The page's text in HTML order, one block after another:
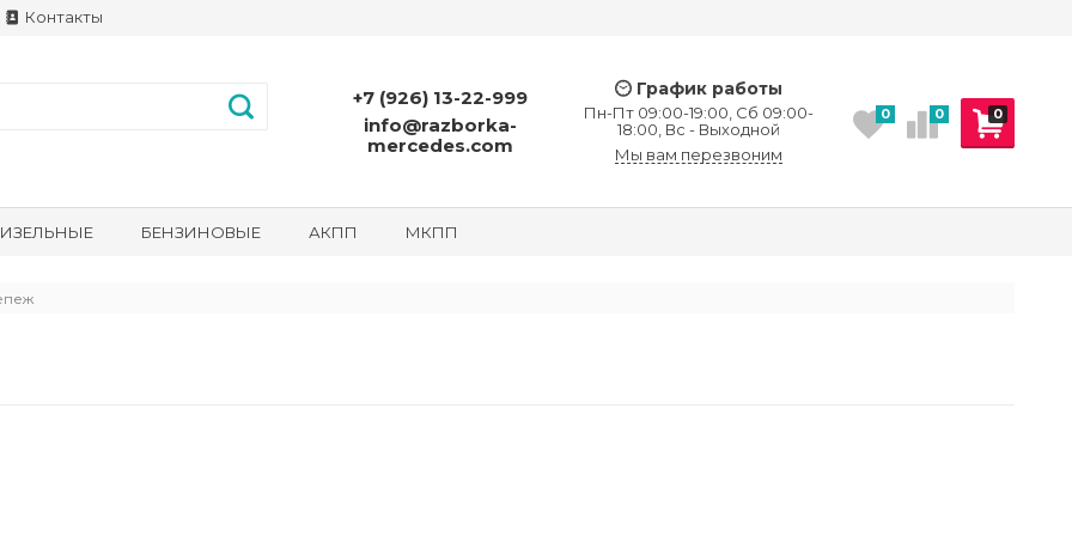
Контакты
+7 (926) 13-22-999
info@razborka-
mercedes.com
График работы
Пн-Пт 09:00-19:00, Сб 09:00-
18:00, Вс - Выходной
Мы вам перезвоним
0
0 0
БЕНЗИНОВЫЕ АКПП МКПП